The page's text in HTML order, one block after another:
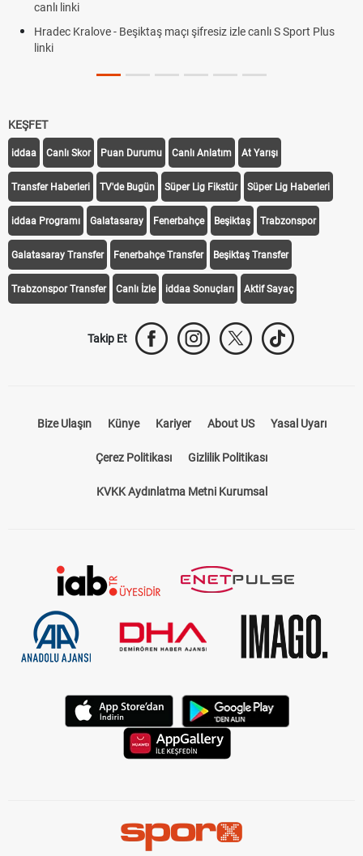
canlı linki
Hradec Kralove - Beşiktaş maçı şifresiz izle canlı S Sport Plus
linki
KEŞFET
iddaa Canlı Skor Puan Durumu Canlı Anlatım At Yarışı
Transfer Haberleri TV'de Bugün Süper Lig Fikstür Süper Lig Haberleri
iddaa Programı Galatasaray Fenerbahçe Beşiktaş Trabzonspor
Galatasaray Transfer Fenerbahçe Transfer Beşiktaş Transfer
Trabzonspor Transfer Canlı İzle iddaa Sonuçları Aktif Sayaç
Takip Et
Bize Ulaşın Künye Kariyer About US Yasal Uyarı
Çerez Politikası Gizlilik Politikası
KVKK Aydınlatma Metni Kurumsal